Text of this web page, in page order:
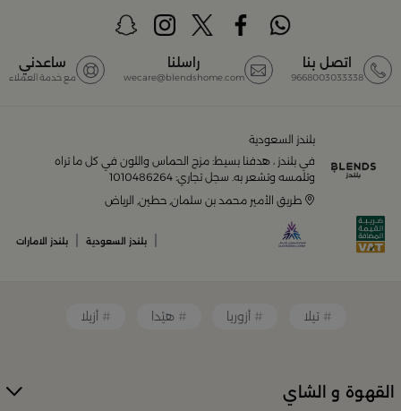
أفضل المنتجات والتصاميم في السعودية
منزلك وإضفاء لمسات أناقة. ستجد لدينا كل ما ترغب به من:
أواني تقديم فاخرة وأطقم مائدة راقية
أدوات القهوة والشاي الفريدة
معطرات وإضاءات تضفي أجواءً فريدة في المكان
اتصل بنا
9668003033338
راسلنا
wecare@blendshome.com
ساعدني
مع خدمة العملاء
بلندز السعودية
في بلندز ، هدفنا بسيط: مزج الحماس واللون في كل ما تراه
وتلمسه وتشعر به. سجل تجاري: 1010486264
طريق الأمير محمد بن سلمان, حطين, الرياض
بلندز السعودية بلندز الامارات
تيلا أزوريا هيْدا أزيلا
القهوة و الشاي